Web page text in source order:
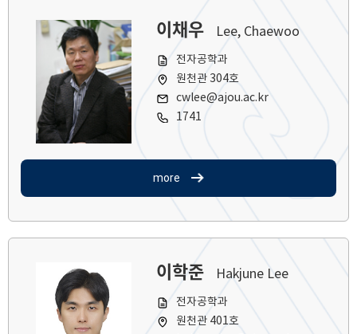
이채우 Lee, Chaewoo
전자공학과
원천관 304호
cwlee@ajou.ac.kr
1741
more
이학준 Hakjune Lee
전자공학과
원천관 401호